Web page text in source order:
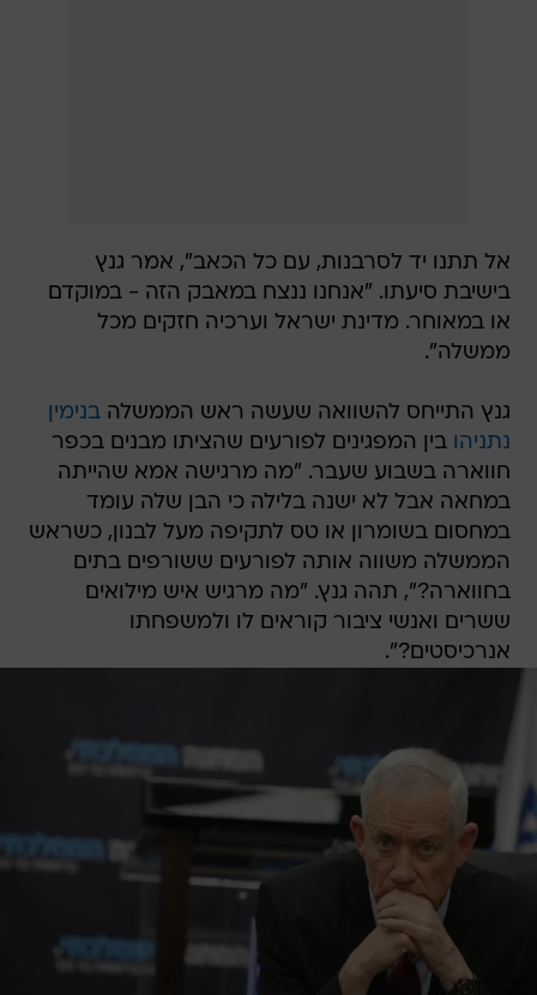
אל תתנו יד לסרבנות, עם כל הכאב", אמר גנץ
בישיבת סיעתו. "אנחנו ננצח במאבק הזה - במוקדם
או במאוחר. מדינת ישראל וערכיה חזקים מכל
ממשלה".
גנץ התייחס להשוואה שעשה ראש הממשלהבנימין
נתניהו בין המפגינים לפורעים שהציתו מבנים בכפר
חווארה בשבוע שעבר. "מה מרגישה אמא שהייתה
במחאה אבל לא ישנה בלילה כי הבן שלה עומד
במחסום בשומרון או טס לתקיפה מעל לבנון, כשראש
הממשלה משווה אותה לפורעים ששורפים בתים
בחווארה?", תהה גנץ. "מה מרגיש איש מילואים
ששרים ואנשי ציבור קוראים לו ולמשפחתו
אנרכיסטים?".